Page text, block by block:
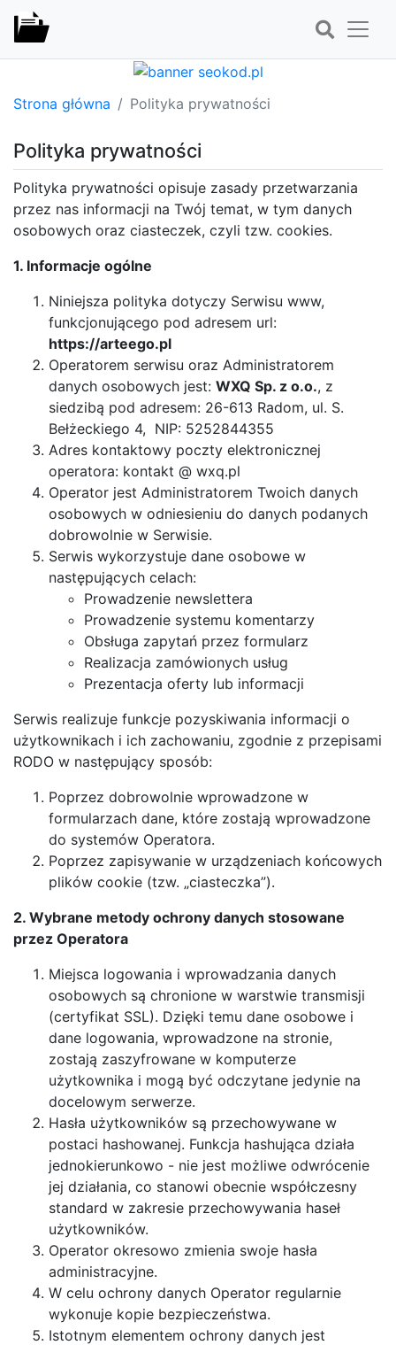
Strona główna Polityka prywatności
Polityka prywatności
Polityka prywatności opisuje zasady przetwarzania
przez nas informacji na Twój temat, w tym danych
osobowych oraz ciasteczek, czyli tzw. cookies.
1. Informacje ogólne
Niniejsza polityka dotyczy Serwisu www,
funkcjonującego pod adresem url:
https://arteego.pl
Operatorem serwisu oraz Administratorem
danych osobowych jest: WXQ Sp. z o.o., z
siedzibą pod adresem: 26-613 Radom, ul. S.
Bełżeckiego 4, NIP: 5252844355
Adres kontaktowy poczty elektronicznej
operatora: kontakt @ wxq.pl
Operator jest Administratorem Twoich danych
osobowych w odniesieniu do danych podanych
dobrowolnie w Serwisie.
Serwis wykorzystuje dane osobowe w
następujących celach:
Prowadzenie newslettera
Prowadzenie systemu komentarzy
Obsługa zapytań przez formularz
Realizacja zamówionych usług
Prezentacja oferty lub informacji
Serwis realizuje funkcje pozyskiwania informacji o
użytkownikach i ich zachowaniu, zgodnie z przepisami
RODO w następujący sposób:
Poprzez dobrowolnie wprowadzone w
formularzach dane, które zostają wprowadzone
do systemów Operatora.
Poprzez zapisywanie w urządzeniach końcowych
plików cookie (tzw. „ciasteczka”).
2. Wybrane metody ochrony danych stosowane
przez Operatora
Miejsca logowania i wprowadzania danych
osobowych są chronione w warstwie transmisji
(certyfikat SSL). Dzięki temu dane osobowe i
dane logowania, wprowadzone na stronie,
zostają zaszyfrowane w komputerze
użytkownika i mogą być odczytane jedynie na
docelowym serwerze.
Hasła użytkowników są przechowywane w
postaci hashowanej. Funkcja hashująca działa
jednokierunkowo - nie jest możliwe odwrócenie
jej działania, co stanowi obecnie współczesny
standard w zakresie przechowywania haseł
użytkowników.
Operator okresowo zmienia swoje hasła
administracyjne.
W celu ochrony danych Operator regularnie
wykonuje kopie bezpieczeństwa.
Istotnym elementem ochrony danych jest